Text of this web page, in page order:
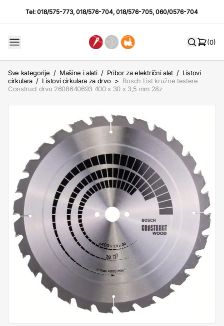
Tel:018/575-773,018/576-704,018/576-705,060/0576-704
(0)
Sve kategorije / Mašine i alati / Pribor za električni alat / Listovi
cirkulara / Listovi cirkulara za drvo > Bosch List kružne testere
Construct drvo 2608640693 400 x 30 x 3,5 mm 28z